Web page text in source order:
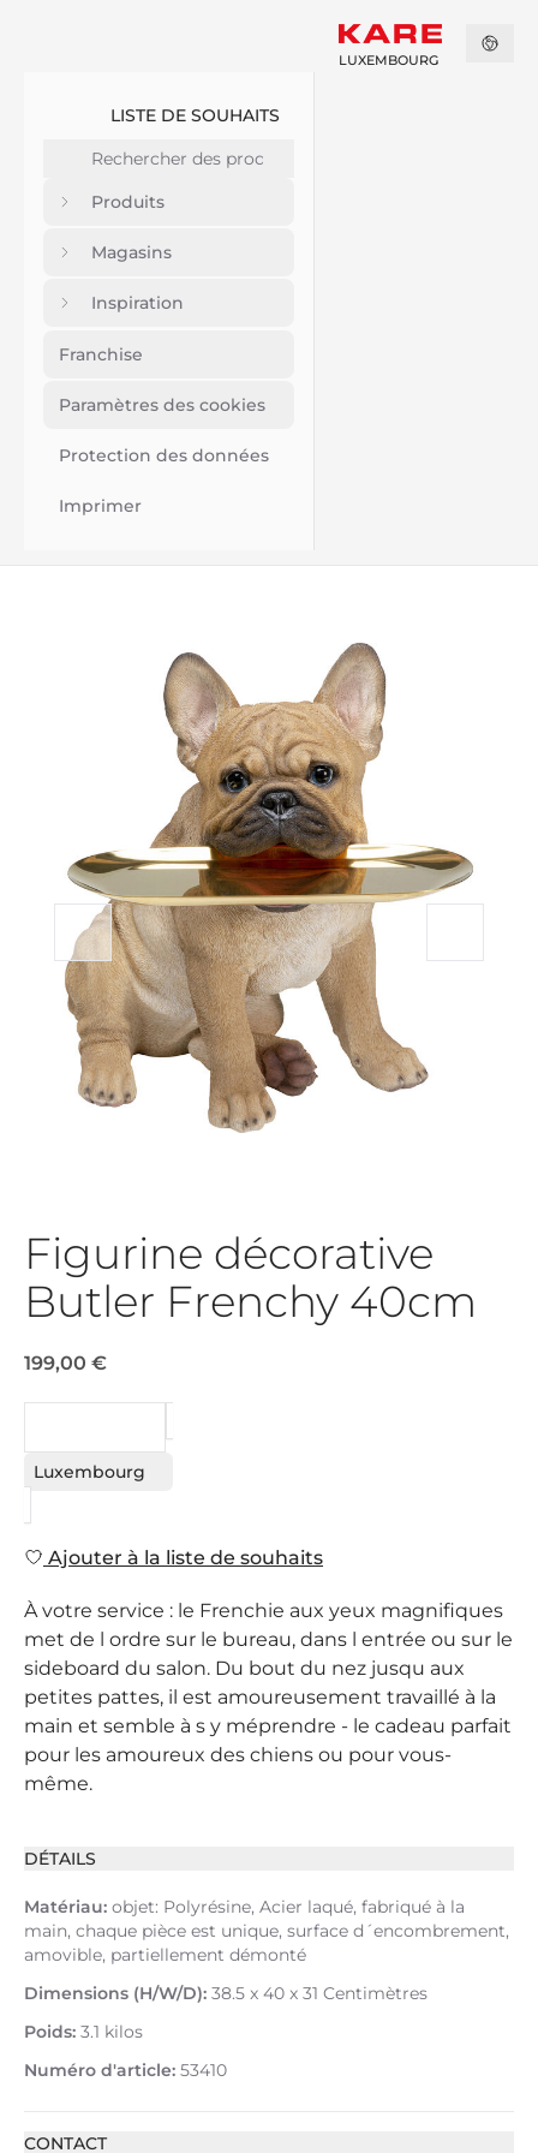
LISTE DE SOUHAITS
Produits
Magasins
Inspiration
Franchise
Paramètres des cookies
Protection des données
Imprimer
LUXEMBOURG
Figurine décorative
Butler Frenchy 40cm
199,00 €
Luxembourg
Ajouter à la liste de souhaits
À votre service : le Frenchie aux yeux magnifiques
met de l ordre sur le bureau, dans l entrée ou sur le
sideboard du salon. Du bout du nez jusqu aux
petites pattes, il est amoureusement travaillé à la
main et semble à s y méprendre - le cadeau parfait
pour les amoureux des chiens ou pour vous-
même.
DÉTAILS
Matériau: objet: Polyrésine, Acier laqué, fabriqué à la
main, chaque pièce est unique, surface d´encombrement,
amovible, partiellement démonté
Dimensions (H/W/D): 38.5 x 40 x 31 Centimètres
Poids: 3.1 kilos
Numéro d'article: 53410
CONTACT